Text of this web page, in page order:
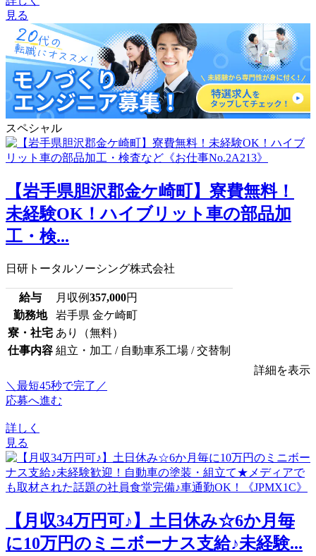
見る
スペシャル
【岩手県胆沢郡金ケ崎町】寮費無料！
未経験OK！ハイブリット車の部品加
工・検...
日研トータルソーシング株式会社
給与 月収例357,000円
勤務地
岩手県 金ケ崎町
寮・社宅 あり（無料）
仕事内容 組立・加工 / 自動車系工場 / 交替制
詳細を表示
＼最短45秒で完了／
応募へ進む
詳しく
見る
【月収34万円可♪】土日休み☆6か月毎
に10万円のミニボーナス支給♪未経験...